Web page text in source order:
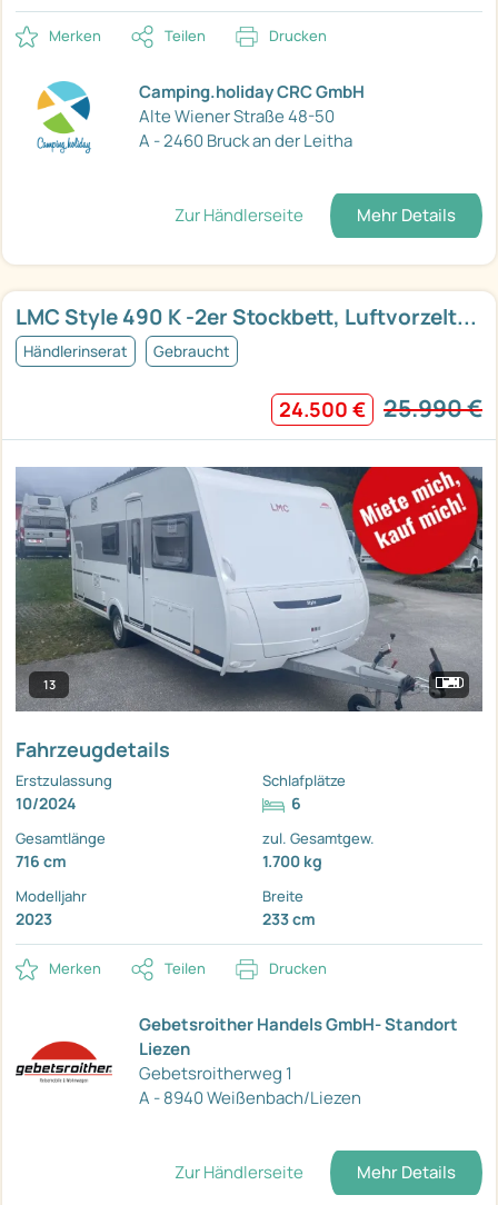
Merken Teilen Drucken
Camping.holiday CRC GmbH
Alte Wiener Straße 48-50
A - 2460 Bruck an der Leitha
Zur Händlerseite Mehr Details
LMC Style 490 K -2er Stockbett, Luftvorzelt...
Händlerinserat Gebraucht
24.500 € 25.990 €
13
Fahrzeugdetails
Erstzulassung
10/2024
Schlafplätze
6
Gesamtlänge
716 cm
zul. Gesamtgew.
1.700 kg
Modelljahr
2023
Breite
233 cm
Merken Teilen Drucken
Gebetsroither Handels GmbH- Standort
Liezen
Gebetsroitherweg 1
A - 8940 Weißenbach/Liezen
Zur Händlerseite Mehr Details